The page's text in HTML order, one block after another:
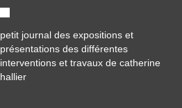
petit journal des expositions et
présentations des différentes
interventions et travaux de catherine
hallier